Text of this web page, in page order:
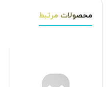
محصولات مرتبط